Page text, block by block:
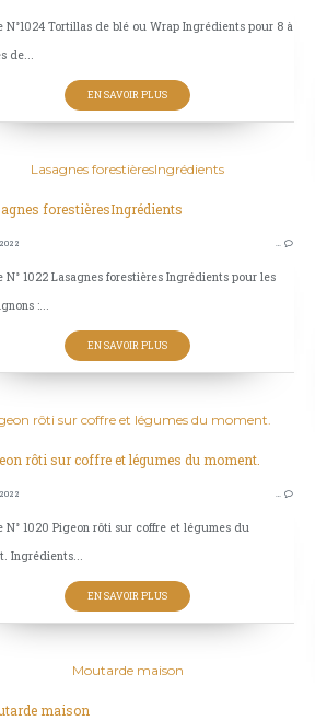
N°1024 Tortillas de blé ou Wrap Ingrédients pour 8 à
de...
EN SAVOIR PLUS
Lasagnes forestièresIngrédients
…
N° 1022 Lasagnes forestières Ingrédients pour les
:...
EN SAVOIR PLUS
rôti sur coffre et légumes du moment.
…
N° 1020 Pigeon rôti sur coffre et légumes du
Ingrédients...
EN SAVOIR PLUS
Moutarde maison